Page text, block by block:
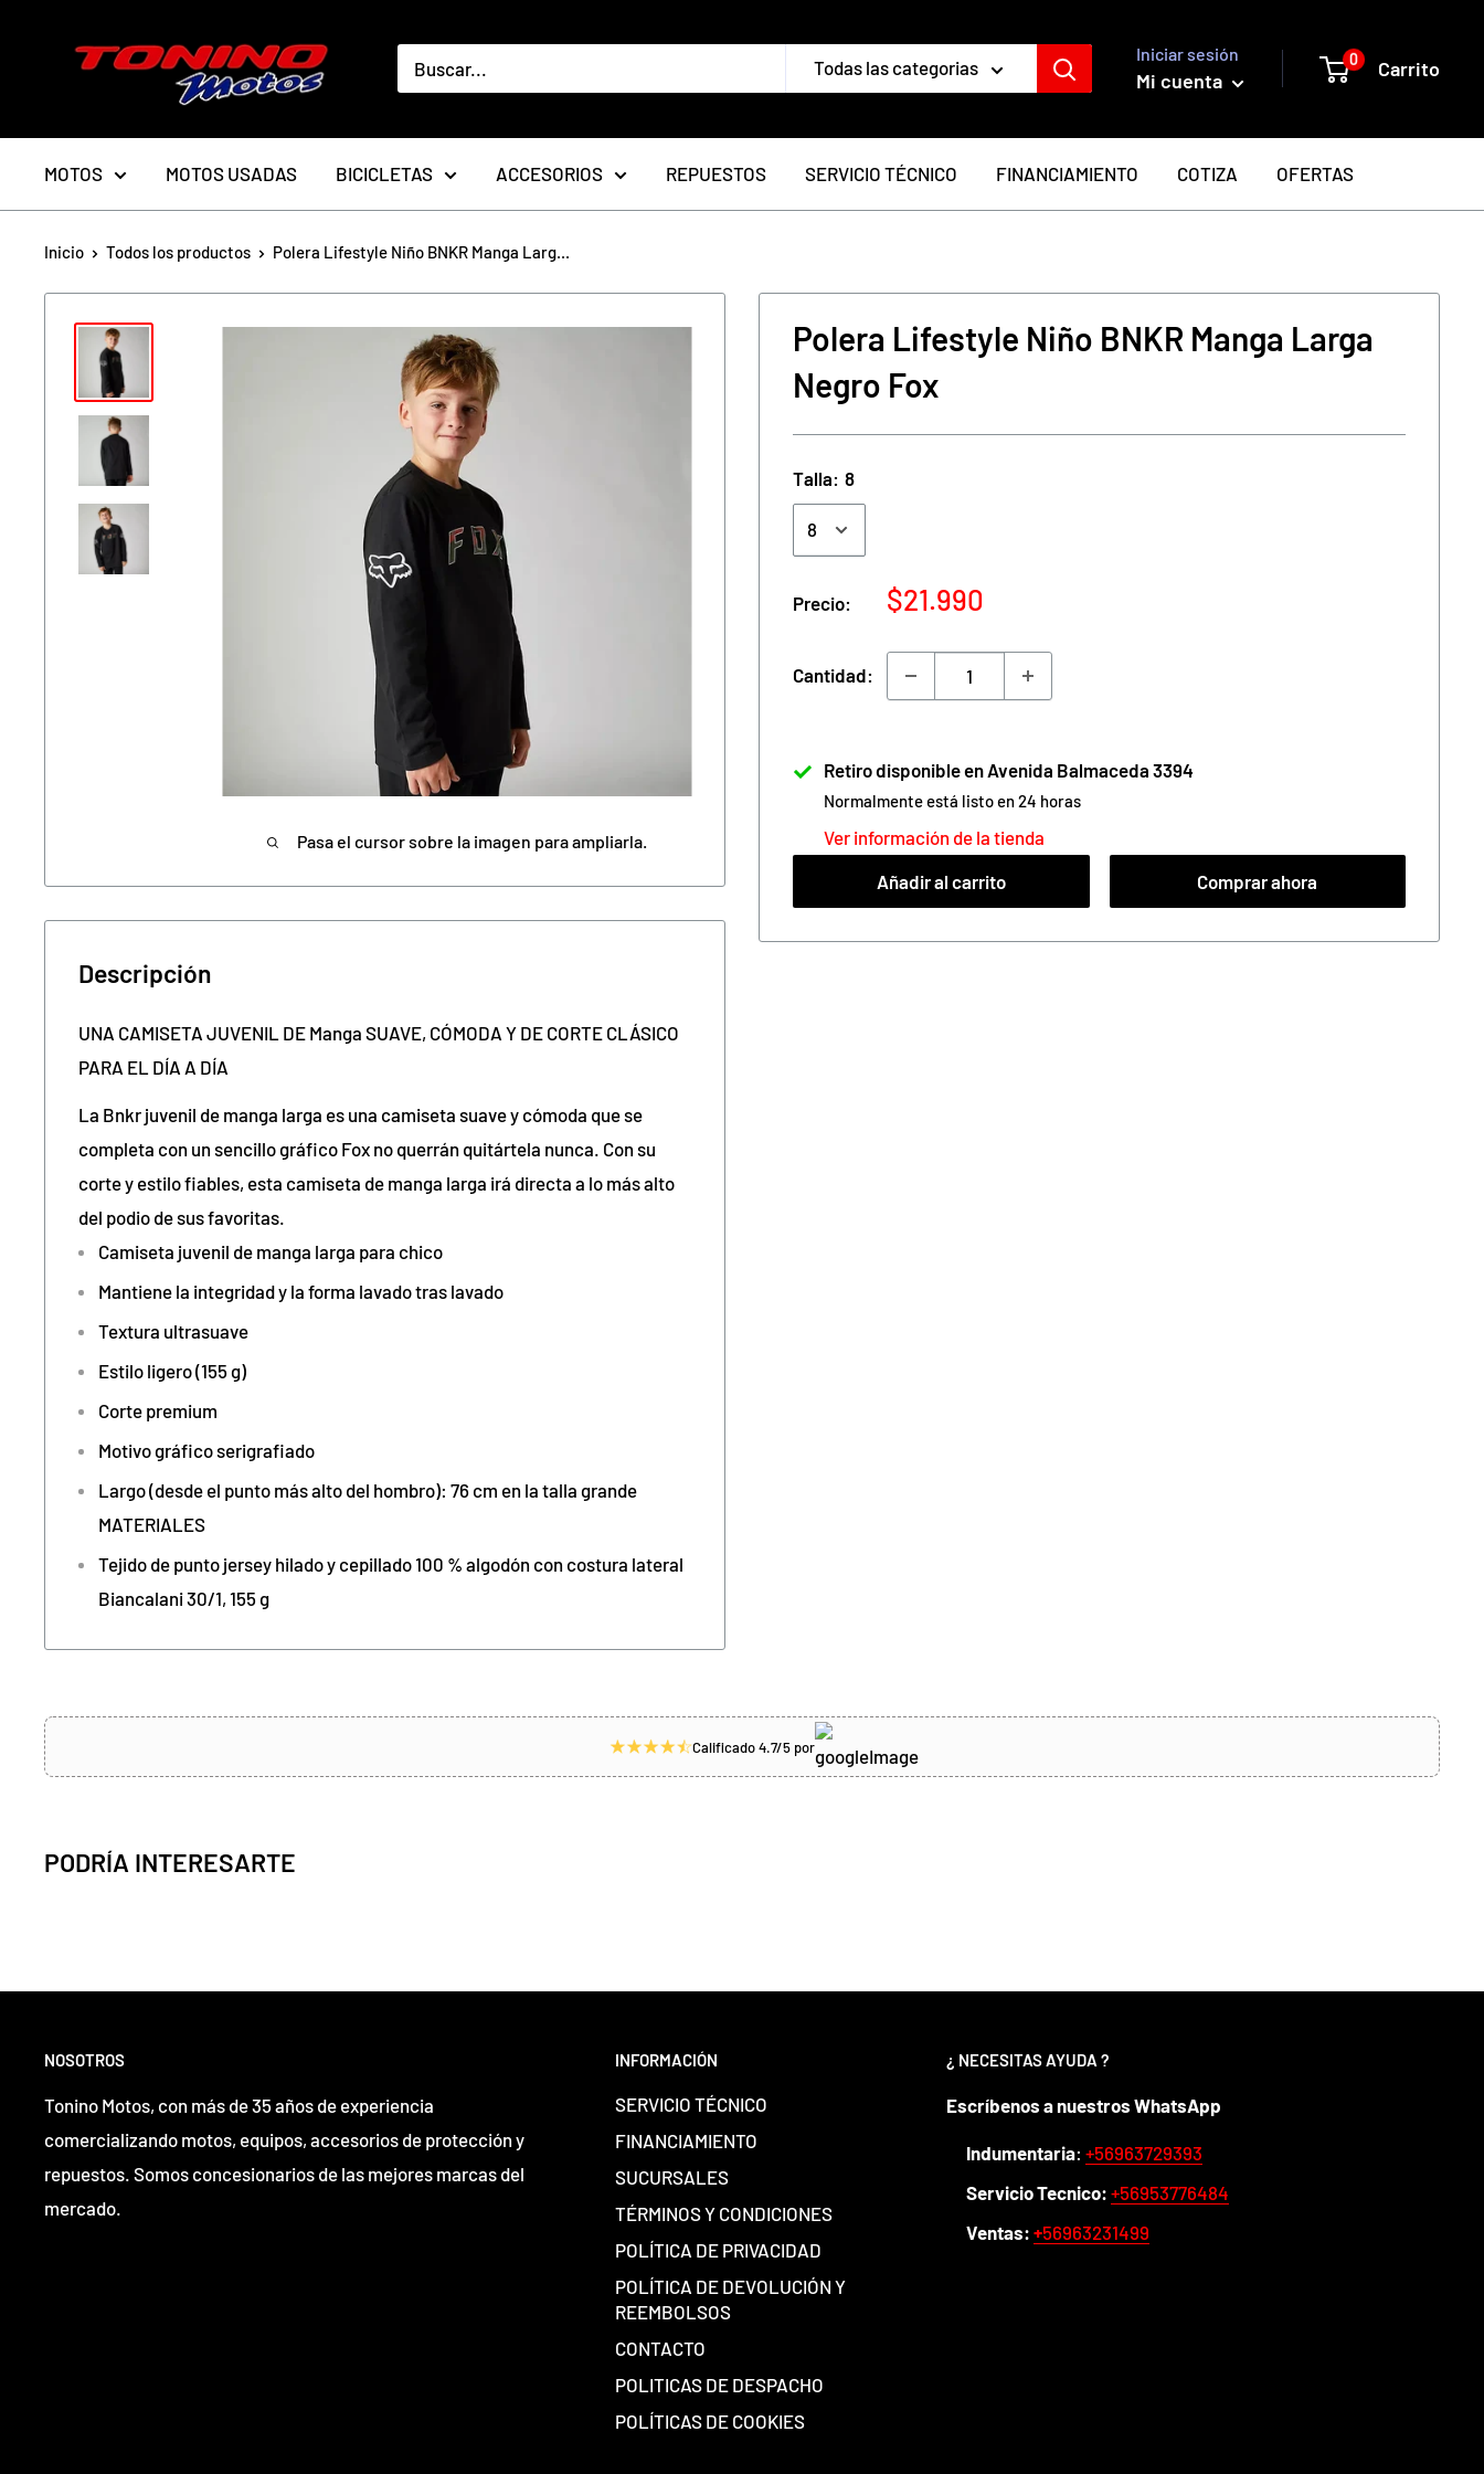
directamente
Todas las categorias
Iniciar sesión
Mi cuenta
0 Carrito
MOTOS MOTOS USADAS BICICLETAS ACCESORIOS REPUESTOS SERVICIO TÉCNICO FINANCIAMIENTO COTIZA OFERTAS
Inicio Todos los productos Polera Lifestyle Niño BNKR Manga Larg...
Pasa el cursor sobre la imagen para ampliarla.
Polera Lifestyle Niño BNKR Manga Larga
Negro Fox
Talla: 8
Precio:
Precio
venta
$21.990
Cantidad:
Retiro disponible en Avenida Balmaceda 3394
Normalmente está listo en 24 horas
Ver información de la tienda
Añadir al carrito
Comprar ahora
Descripción
UNA CAMISETA JUVENIL DE Manga SUAVE, CÓMODA Y DE CORTE CLÁSICO
PARA EL DÍA A DÍA
La Bnkr juvenil de manga larga es una camiseta suave y cómoda que se
completa con un sencillo gráfico Fox no querrán quitártela nunca. Con su
corte y estilo fiables, esta camiseta de manga larga irá directa a lo más alto
del podio de sus favoritas.
Camiseta juvenil de manga larga para chico
Mantiene la integridad y la forma lavado tras lavado
Textura ultrasuave
Estilo ligero (155 g)
Corte premium
Motivo gráfico serigrafiado
Largo (desde el punto más alto del hombro): 76 cm en la talla grande
MATERIALES
Tejido de punto jersey hilado y cepillado 100 % algodón con costura lateral
Biancalani 30/1, 155 g
Calificado 4.7/5 por
PODRÍA INTERESARTE
NOSOTROS
Tonino Motos, con más de 35 años de experiencia
comercializando motos, equipos, accesorios de protección y
repuestos. Somos concesionarios de las mejores marcas del
mercado.
INFORMACIÓN
SERVICIO TÉCNICO
FINANCIAMIENTO
SUCURSALES
TÉRMINOS Y CONDICIONES
POLÍTICA DE PRIVACIDAD
POLÍTICA DE DEVOLUCIÓN Y
REEMBOLSOS
CONTACTO
POLITICAS DE DESPACHO
POLÍTICAS DE COOKIES
¿ NECESITAS AYUDA ?
Escríbenos a nuestros WhatsApp
Indumentaria: +56963729393
Servicio Tecnico: +56953776484
Ventas: +56963231499